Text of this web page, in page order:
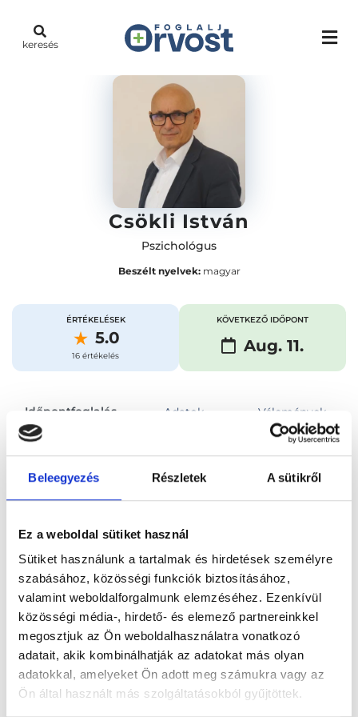
Beleegyezés Részletek A sütikről
Ez a weboldal sütiket használ
Sütiket használunk a tartalmak és hirdetések személyre
szabásához, közösségi funkciók biztosításához,
valamint weboldalforgalmunk elemzéséhez. Ezenkívül
közösségi média-, hirdető- és elemező partnereinkkel
megosztjuk az Ön weboldalhasználatra vonatkozó
adatait, akik kombinálhatják az adatokat más olyan
adatokkal, amelyeket Ön adott meg számukra vagy az
Ön által használt más szolgáltatásokból gyűjtöttek.
keresés
Csökli István
Pszichológus
Beszélt nyelvek:magyar
ÉRTÉKELÉSEK
5.0
16 értékelés
KÖVETKEZŐ IDŐPONT
Aug. 11.
Időpontfoglalás Adatok Vélemények
Foglalj időpontot
Főoldal Orvosok Pszichológus
Pszichológus, Budapest, I. kerület Csökli István